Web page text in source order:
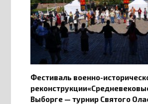
Фестиваль военно-
Выборге — турнир Святого